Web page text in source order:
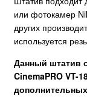
или фотокамер
других
используется
Данный штатив
CinemaPRO VT-